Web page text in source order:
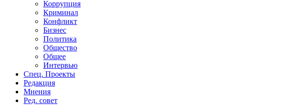
Коррупция
Криминал
Конфликт
Бизнес
Политика
Общество
Общее
Интервью
Спец. Проекты
Редакция
Мнения
Ред. совет